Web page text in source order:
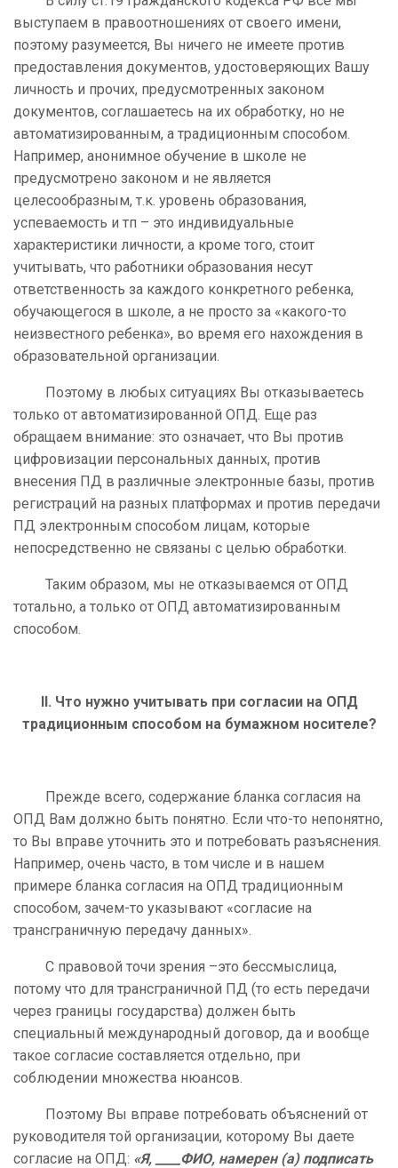
выступаем в правоотношениях от своего имени,
поэтому разумеется, Вы ничего не имеете против
предоставления документов, удостоверяющих Вашу
личность и прочих, предусмотренных законом
документов, соглашаетесь на их обработку, но не
автоматизированным, а традиционным способом.
Например, анонимное обучение в школе не
предусмотрено законом и не является
целесообразным, т.к. уровень образования,
успеваемость и тп – это индивидуальные
характеристики личности, а кроме того, стоит
учитывать, что работники образования несут
ответственность за каждого конкретного ребенка,
обучающегося в школе, а не просто за «какого-то
неизвестного ребенка», во время его нахождения в
образовательной организации.
Поэтому в любых ситуациях Вы отказываетесь
только от автоматизированной ОПД. Еще раз
обращаем внимание: это означает, что Вы против
цифровизации персональных данных, против
внесения ПД в различные электронные базы, против
регистраций на разных платформах и против передачи
ПД электронным способом лицам, которые
непосредственно не связаны с целью обработки.
Таким образом, мы не отказываемся от ОПД
тотально, а только от ОПД автоматизированным
способом.
II. Что нужно учитывать при согласии на ОПД
традиционным способом на бумажном носителе?
Прежде всего, содержание бланка согласия на
ОПД Вам должно быть понятно. Если что-то непонятно,
то Вы вправе уточнить это и потребовать разъяснения.
Например, очень часто, в том числе и в нашем
примере бланка согласия на ОПД традиционным
способом, зачем-то указывают «согласие на
трансграничную передачу данных».
С правовой точи зрения –это бессмыслица,
потому что для трансграничной ПД (то есть передачи
через границы государства) должен быть
специальный международный договор, да и вообще
такое согласие составляется отдельно, при
соблюдении множества нюансов.
Поэтому Вы вправе потребовать объяснений от
руководителя той организации, которому Вы даете
согласие на ОПД: «Я, ____ФИО, намерен (а) подписать